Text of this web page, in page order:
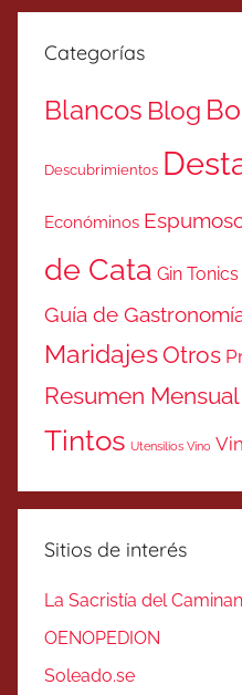
Categorías
Blancos Blog
Descubrimientos
Económinos
de Cata Gin Tonics
Guía de
MaridajesOtros
Resumen Mensual
Tintos Utensilios Vino
Sitios de interés
La Sacristía del
OENOPEDION
Soleado.se